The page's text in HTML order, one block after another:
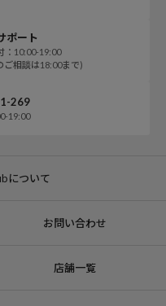
ポート
：10:00-19:00
ご相談は18:00まで)
269
19:00
について
お問い合わせ
店舗一覧